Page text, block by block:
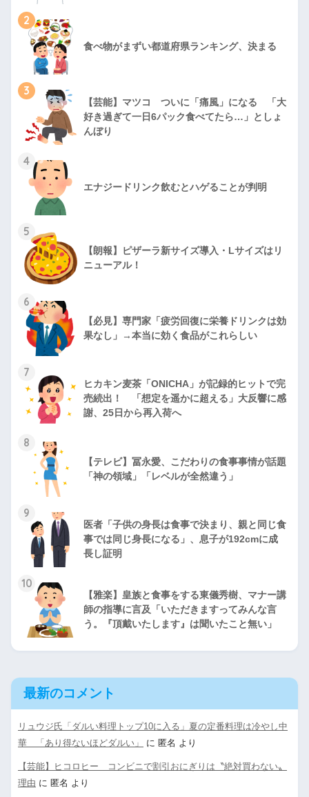
2
食べ物がまずい都道府県ランキング、決まる
3
【芸能】マツコ ついに「痛風」になる 「大
好き過ぎて一日6パック食べてたら…」としょ
んぼり
4
エナジードリンク飲むとハゲることが判明
5
【朗報】ピザーラ新サイズ導入・Lサイズはリ
ニューアル！
6
【必見】専門家「疲労回復に栄養ドリンクは効
果なし」→本当に効く食品がこれらしい
7
ヒカキン麦茶「ONICHA」が記録的ヒットで完
売続出！ 「想定を遥かに超える」大反響に感
謝、25日から再入荷へ
8
【テレビ】冨永愛、こだわりの食事事情が話題
「神の領域」「レベルが全然違う」
9
医者「子供の身長は食事で決まり、親と同じ食
事では同じ身長になる」、息子が192cmに成
長し証明
10
【雅楽】皇族と食事をする東儀秀樹、マナー講
師の指導に言及「いただきますってみんな言
う。『頂戴いたします』は聞いたこと無い」
最新のコメント
リュウジ氏「ダルい料理トップ10に入る」夏の定番料理は冷やし中
華 「あり得ないほどダルい」
に 匿名 より
【芸能】ヒコロヒー コンビニで割引おにぎりは〝絶対買わない〟
理由 に 匿名 より